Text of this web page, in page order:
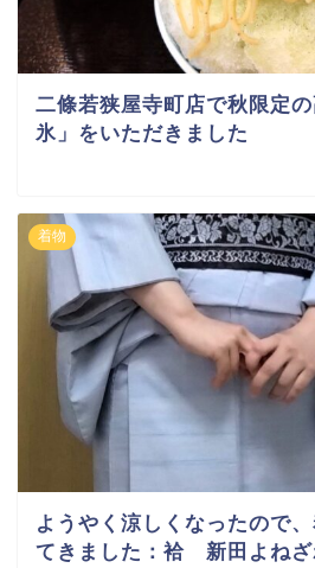
二條若狭屋寺町店で秋限定
氷」をいただきました
着物
ようやく涼しくなったので
てきました：袷 新田よね